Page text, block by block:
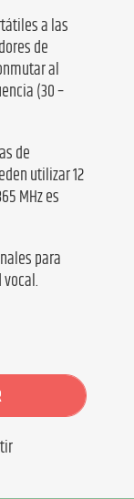
a las
de
al
(30 –
de
utilizar 12
MHz es
para